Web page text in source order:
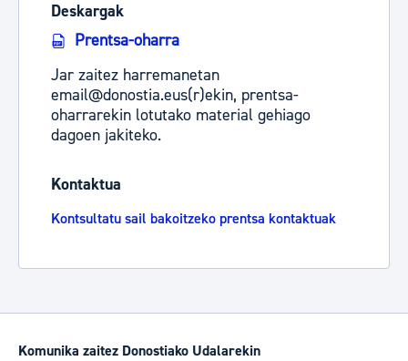
Deskargak
Prentsa-oharra
Jar zaitez harremanetan
email@donostia.eus(r)ekin, prentsa-
oharrarekin lotutako material gehiago
dagoen jakiteko.
Kontaktua
Kontsultatu sail bakoitzeko prentsa kontaktuak
Komunika zaitez Donostiako Udalarekin